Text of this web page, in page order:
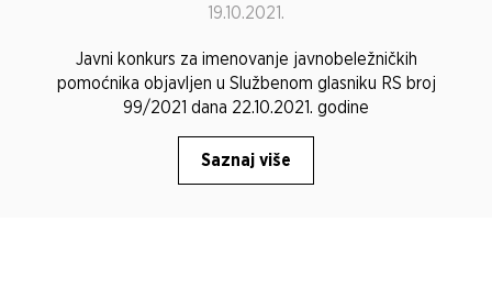
19.10.2021.
Javni konkurs za imenovanje javnobeležničkih
pomoćnika objavljen u Službenom glasniku RS broj
99/2021 dana 22.10.2021. godine
Saznaj više